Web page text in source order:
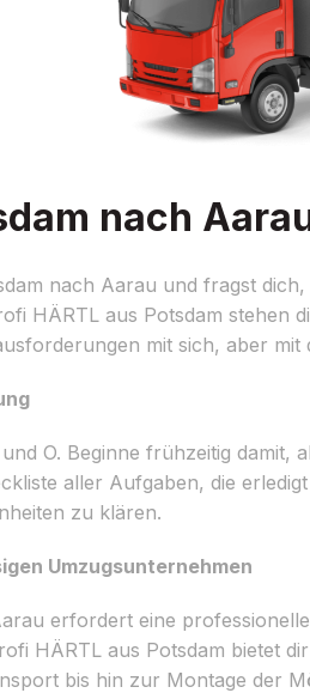
nach
nach Aarau und fragst
HÄRTL aus Potsdam stehen
mit sich, aber
O. Beginne frühzeitig
aller Aufgaben, die
zu klären.
Umzugsunternehmen
erfordert eine
HÄRTL aus Potsdam bietet
bis hin zur Montage der